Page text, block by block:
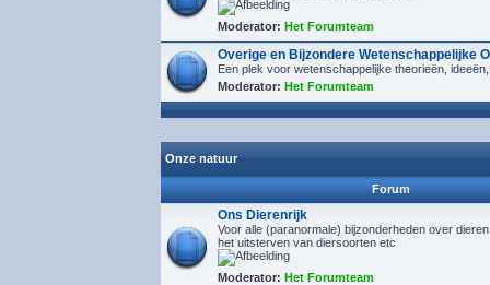
Moderator: Het Forumteam
Overige en Bijzondere Wetenschappelijke
Een plek voor wetenschappelijke theorieën,
Moderator: Het Forumteam
Onze natuur
Forum
Ons Dierenrijk
Voor alle (paranormale) bijzonderheden over
het uitsterven van diersoorten etc
Moderator: Het Forumteam